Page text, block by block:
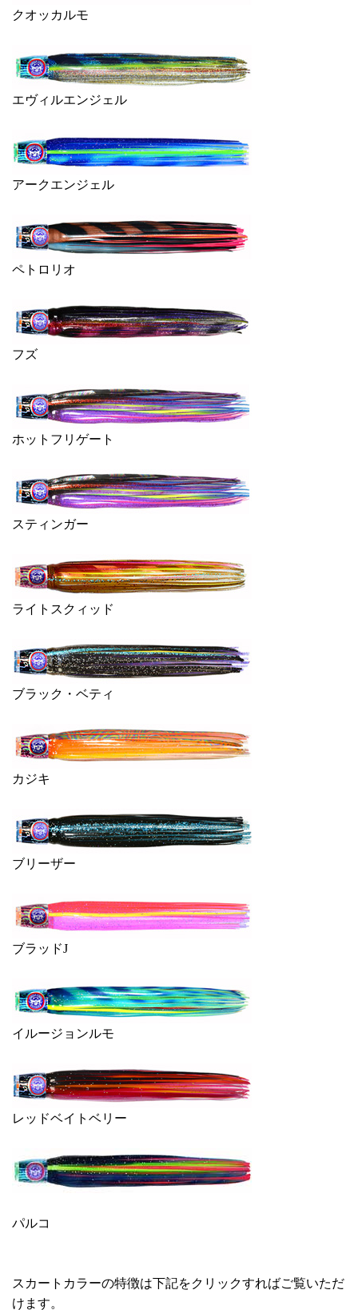
クオッカルモ
エヴィルエンジェル
アークエンジェル
ペトロリオ
フズ
ホットフリゲート
スティンガー
ライトスクィッド
ブラック・ベティ
カジキ
ブリーザー
ブラッドJ
イルージョンルモ
レッドベイトベリー
パルコ
スカートカラーの特徴は下記をクリックすればご覧いただ
けます。